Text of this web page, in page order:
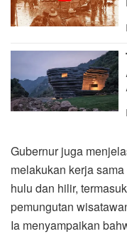
Gubernur juga
melakukan kerja
hulu dan hilir,
pemungutan
Ia menyampaikan